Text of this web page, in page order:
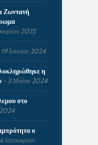
Ζωντανή
2025
19 Ιουνίου 2024
η
3 Μαΐου 2024
στο
ο
6 Ιανουαρίου